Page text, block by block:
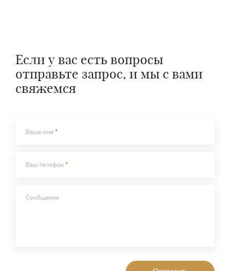
Если у вас есть вопросы
отправьте запрос, и мы с вами
свяжемся
Ваше имя
Ваш телефон
Сообщение